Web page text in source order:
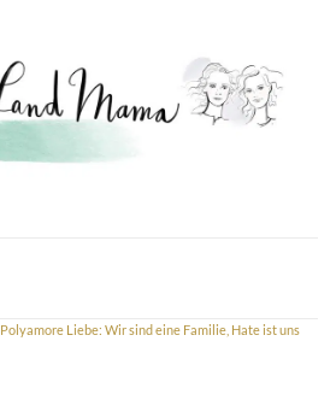
Polyamore Liebe: Wir sind eine Familie, Hate ist uns